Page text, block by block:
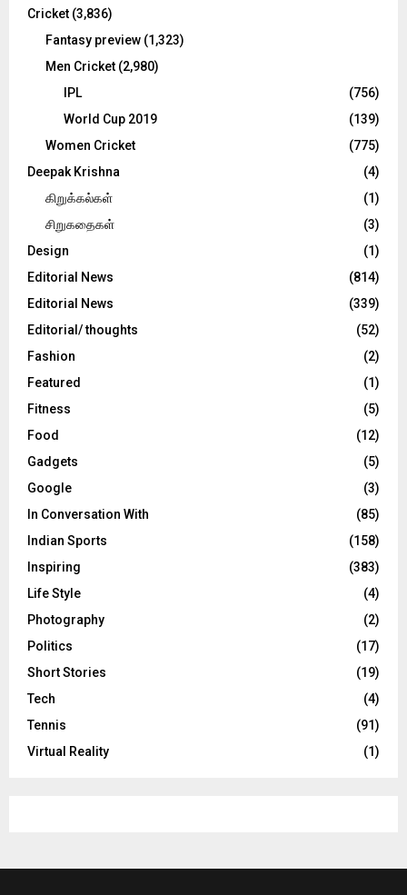
Cricket (3,836)
Fantasy preview (1,323)
Men Cricket (2,980)
IPL
(756)
World Cup 2019
(139)
Women Cricket
(775)
Deepak Krishna
(4)
கிறுக்கல்கள்
(1)
சிறுகதைகள்
(3)
Design
(1)
Editorial News
(814)
Editorial News
(339)
Editorial/ thoughts
(52)
Fashion
(2)
Featured
(1)
Fitness
(5)
Food
(12)
Gadgets
(5)
Google
(3)
In Conversation With
(85)
Indian Sports
(158)
Inspiring
(383)
Life Style
(4)
Photography
(2)
Politics
(17)
Short Stories
(19)
Tech
(4)
Tennis
(91)
Virtual Reality
(1)